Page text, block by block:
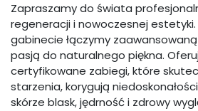
Zapraszamy do świata
regeneracji i nowoczesnej estetyki.
gabinecie łączymy
pasją do naturalnego piękna.
certyfikowane zabiegi, które
starzenia, korygują
skórze blask, jędrność i zdrowy